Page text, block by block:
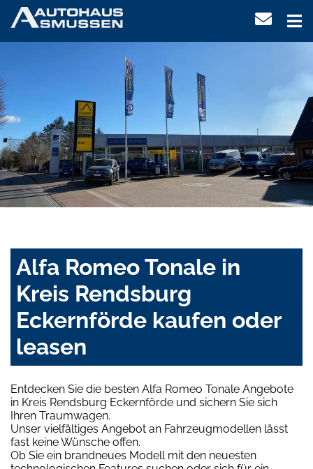
Alfa Romeo Tonale in
Kreis Rendsburg
Eckernförde kaufen oder
leasen
Entdecken Sie die besten Alfa Romeo Tonale Angebote
in Kreis Rendsburg Eckernförde und sichern Sie sich
Ihren Traumwagen.
Unser vielfältiges Angebot an Fahrzeugmodellen lässt
fast keine Wünsche offen.
Ob Sie ein brandneues Modell mit den neuesten